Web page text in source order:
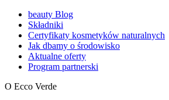
beauty Blog
Składniki
Certyfikaty kosmetyków naturalnych
Jak dbamy o środowisko
Aktualne oferty
Program partnerski
O Ecco Verde